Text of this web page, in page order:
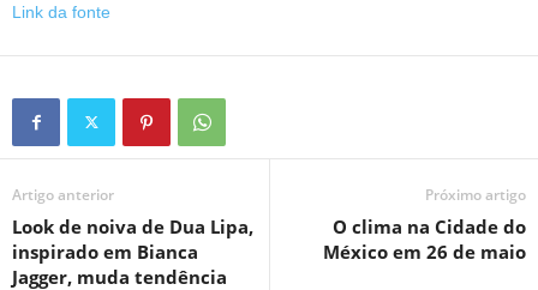
Link da fonte
Artigo anterior
Look de noiva de Dua Lipa,
inspirado em Bianca
Jagger, muda tendência
Próximo artigo
O clima na Cidade do
México em 26 de maio